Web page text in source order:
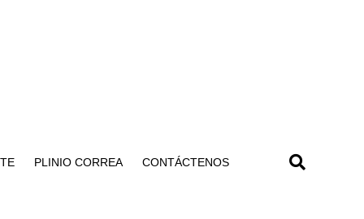
PLINIO CORREA CONTÁCTENOS